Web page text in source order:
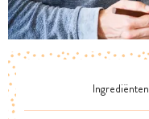
Ingrediënten